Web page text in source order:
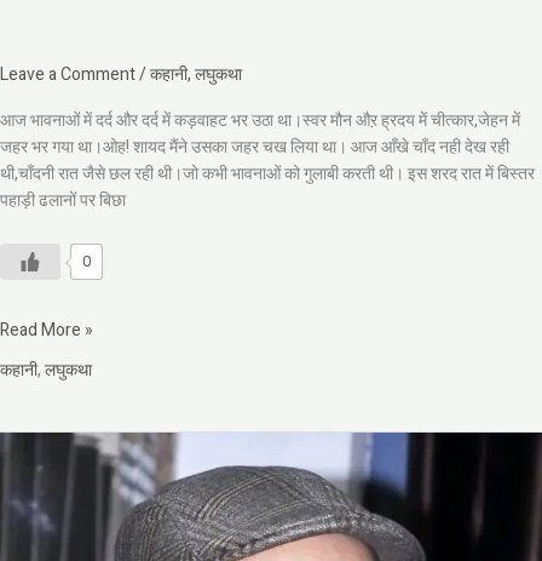
Leave a Comment/कहानी,लघुकथा
आज भावनाओं में दर्द और दर्द में कड़वाहट भर उठा था।स्वर मौन औऱ ह्रदय में चीत्कार,जेहन में
जहर भर गया था।ओह! शायद मैंने उसका जहर चख लिया था। आज आँखे चाँद नही देख रही
थी,चाँदनी रात जैसे छल रही थी।जो कभी भावनाओं को गुलाबी करती थी। इस शरद रात में बिस्तर
पहाड़ी ढलानों पर बिछा
0
Read More »
कहानी,लघुकथा
की
अनोखी